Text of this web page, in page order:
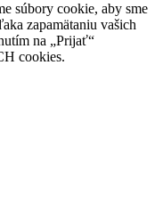
súbory cookie, aby sme
zapamätaniu vašich
na „Prijať“
cookies.